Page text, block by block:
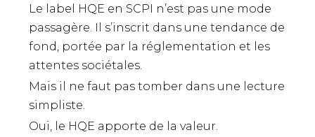
Le label HQE en SCPI n’est pas une mode
passagère. Il s’inscrit dans une tendance de
fond, portée par la réglementation et les
attentes sociétales.
Mais il ne faut pas tomber dans une lecture
simpliste.
Oui, le HQE apporte de la valeur.